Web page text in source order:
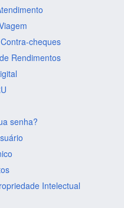
cheques
Rendimentos
senha?
Intelectual